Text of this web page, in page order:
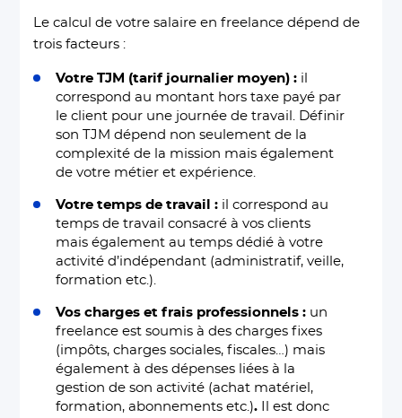
Le calcul de votre salaire en freelance dépend de
trois facteurs :
Votre TJM (tarif journalier moyen) : il
correspond au montant hors taxe payé par
le client pour une journée de travail. Définir
son TJM dépend non seulement de la
complexité de la mission mais également
de votre métier et expérience.
Votre temps de travail : il correspond au
temps de travail consacré à vos clients
mais également au temps dédié à votre
activité d’indépendant (administratif, veille,
formation etc.).
Vos charges et frais professionnels : un
freelance est soumis à des charges fixes
(impôts, charges sociales, fiscales…) mais
également à des dépenses liées à la
gestion de son activité (achat matériel,
formation, abonnements etc.).
Il est donc